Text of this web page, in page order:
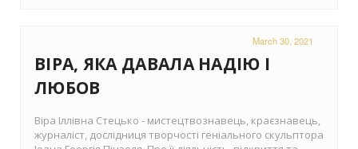
March 30, 2021
ВІРА, ЯКА ДАВАЛА НАДІЮ І
ЛЮБОВ
Віра Іллівна Стецько - мистецтвознавець, краєзнавець,
журналіст, дослідниця творчості геніального скульптора